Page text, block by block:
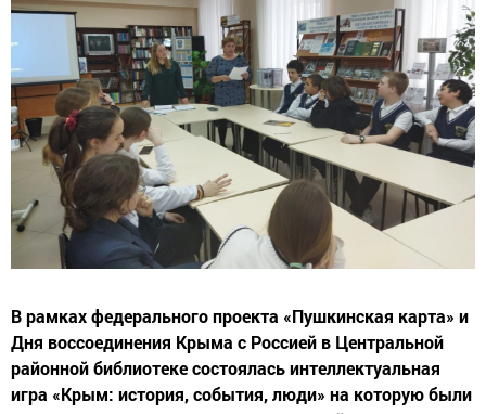
В рамках федерального проекта «Пушкинская карта» и
Дня воссоединения Крыма с Россией в Центральной
районной библиотеке состоялась интеллектуальная
игра «Крым: история, события, люди» на которую были